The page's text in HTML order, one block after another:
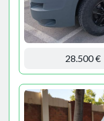
28.500 €